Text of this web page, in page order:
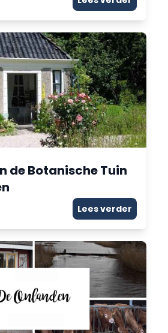
de Botanische Tuin
Lees verder